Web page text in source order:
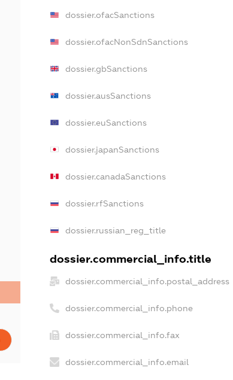
dossier.ofacSanctions
dossier.ofacNonSdnSanctions
dossier.gbSanctions
dossier.ausSanctions
dossier.euSanctions
dossier.japanSanctions
dossier.canadaSanctions
dossier.rfSanctions
dossier.russian_reg_title
dossier.commercial_info.title
dossier.commercial_info.postal_address
dossier.commercial_info.phone
dossier.commercial_info.fax
dossier.commercial_info.email